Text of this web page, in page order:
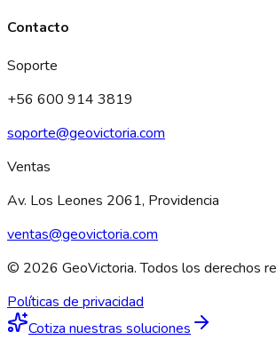
Contacto
Soporte
+56 600 914 3819
soporte@geovictoria.com
Ventas
Av. Los Leones 2061, Providencia
ventas@geovictoria.com
© 2026 GeoVictoria. Todos los derechos
Políticas de privacidad
Cotiza nuestras soluciones